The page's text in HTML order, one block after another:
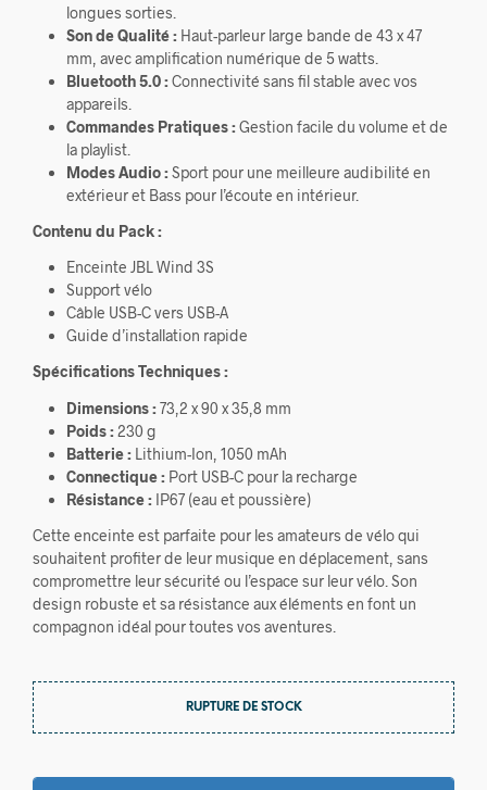
longues sorties.
Son de Qualité :Haut-parleur large bande de 43 x 47
mm, avec amplification numérique de 5 watts.
Bluetooth 5.0 :Connectivité sans fil stable avec vos
appareils.
Commandes Pratiques :Gestion facile du volume et de
la playlist.
Modes Audio :Sport pour une meilleure audibilité en
extérieur et Bass pour l’écoute en intérieur.
Contenu du Pack :
Enceinte JBL Wind 3S
Support vélo
Câble USB-C vers USB-A
Guide d’installation rapide
Spécifications Techniques :
Dimensions :73,2 x 90 x 35,8 mm
Poids :230 g
Batterie :Lithium-Ion, 1050 mAh
Connectique :Port USB-C pour la recharge
Résistance :IP67 (eau et poussière)
Cette enceinte est parfaite pour les amateurs de vélo qui
souhaitent profiter de leur musique en déplacement, sans
compromettre leur sécurité ou l’espace sur leur vélo. Son
design robuste et sa résistance aux éléments en font un
compagnon idéal pour toutes vos aventures.
RUPTURE DE STOCK